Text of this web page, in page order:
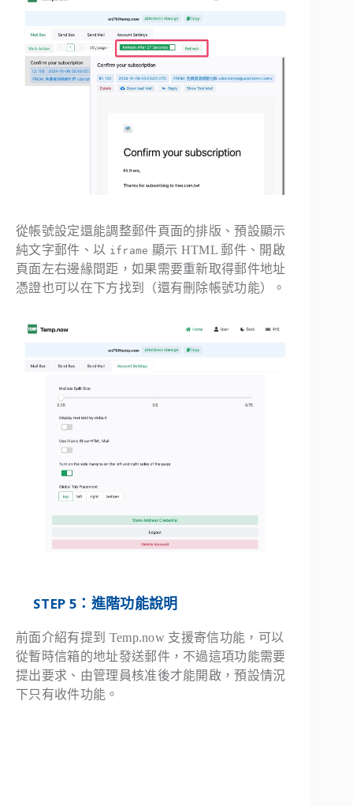
從帳號設定還能調整郵件頁面的排版、預設顯示
純文字郵件、以 iframe 顯示 HTML 郵件、開啟
頁面左右邊緣間距，如果需要重新取得郵件地址
憑證也可以在下方找到（還有刪除帳號功能）。
STEP 5：進階功能說明
前面介紹有提到 Temp.now 支援寄信功能，可以
從暫時信箱的地址發送郵件，不過這項功能需要
提出要求、由管理員核准後才能開啟，預設情況
下只有收件功能。